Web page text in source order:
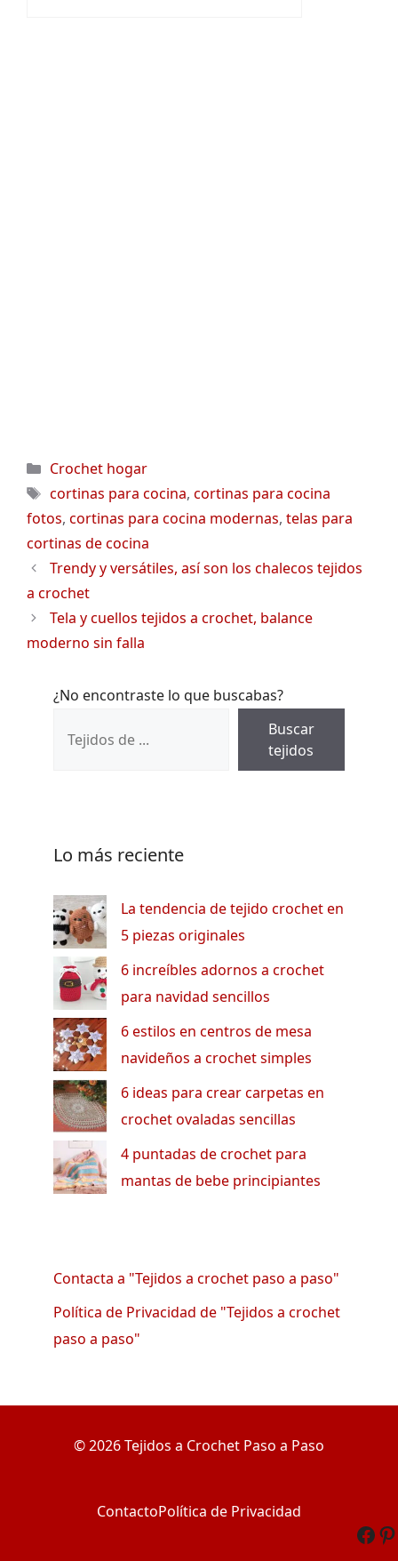
Categorías
Crochet hogar
Etiquetas
cortinas para cocina, cortinas para cocina
fotos, cortinas para cocina modernas, telas para
cortinas de cocina
Trendy y versátiles, así son los chalecos tejidos
a crochet
Tela y cuellos tejidos a crochet, balance
moderno sin falla
¿No encontraste lo que buscabas?
Buscar
tejidos
Lo más reciente
La tendencia de tejido crochet en
5 piezas originales
6 increíbles adornos a crochet
para navidad sencillos
6 estilos en centros de mesa
navideños a crochet simples
6 ideas para crear carpetas en
crochet ovaladas sencillas
4 puntadas de crochet para
mantas de bebe principiantes
Contacta a "Tejidos a crochet paso a paso"
Política de Privacidad de "Tejidos a crochet
paso a paso"
© 2026 Tejidos a Crochet Paso a Paso
ContactoPolítica de Privacidad